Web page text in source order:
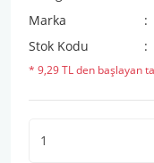
Marka
Stok Kodu
* 9,29 TL den başlayan